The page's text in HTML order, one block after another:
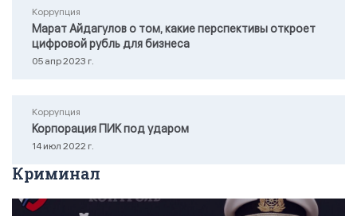
Коррупция
Марат Айдагулов о том, какие перспективы откроет
цифровой рубль для бизнеса
05 апр 2023 г.
Коррупция
Корпорация ПИК под ударом
14 июл 2022 г.
Криминал